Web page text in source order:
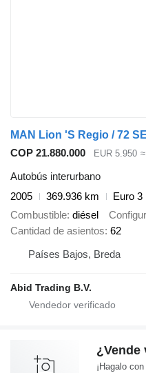
COP 21.880.000 EUR 5.950
Autobús interurbano
2005
369.936 km
Euro 3
Combustible diésel
Cantidad de asientos 62
Países Bajos, Breda
Abid Trading B.V.
¿Vende
¡Hagalo